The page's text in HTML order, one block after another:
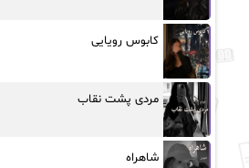
کابوس رویایی
مردی پشت نقاب
شاهراه